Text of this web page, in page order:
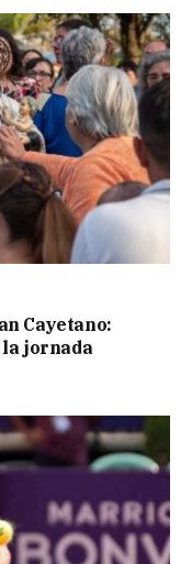
Cayetano:
la jornada